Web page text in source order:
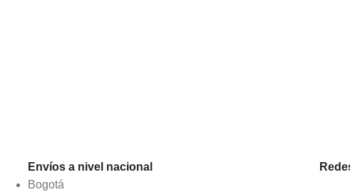
Envíos a nivel nacional
Bogotá